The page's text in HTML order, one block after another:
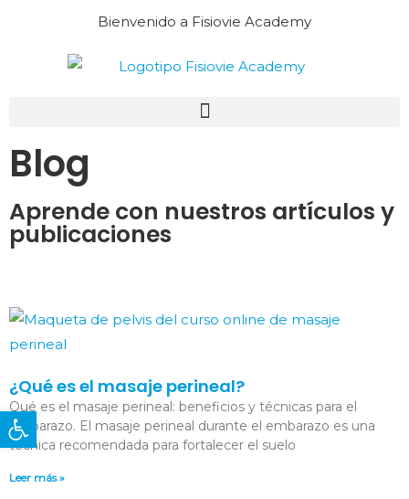
Bienvenido a Fisiovie Academy
Blog
Aprende con nuestros artículos y
publicaciones
¿Qué es el masaje perineal?
Qué es el masaje perineal: beneficios y técnicas para el
embarazo. El masaje perineal durante el embarazo es una
técnica recomendada para fortalecer el suelo
Leer más »
Abrir barra de herramientas